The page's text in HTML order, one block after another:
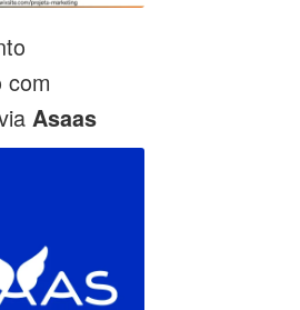
com
Asaas